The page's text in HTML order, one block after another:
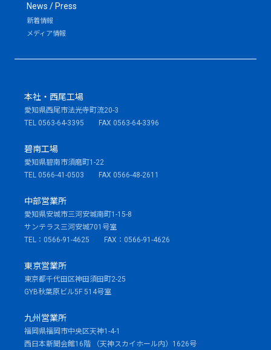
News / Press
新着情報
メディア情報
本社・西尾工場
愛知県西尾市法光寺町流20-3
TEL 0563-64-3395 FAX 0563-64-3396
碧南工場
愛知県碧南市須磨町1-22
TEL 0566-41-0503 FAX 0566-48-2611
中部営業所
愛知県安城市三河安城南町1-15-8
サンテラス三河安城701号室
TEL：0566-91-4625 FAX：0566-91-4626
東京営業所
東京都千代田区神田須田町2-25
GYB秋葉原ビル5F 514号室
九州営業所
福岡県福岡市中央区天神1-4-1
西日本新聞会館16階 （天神スカイホール内）1626号